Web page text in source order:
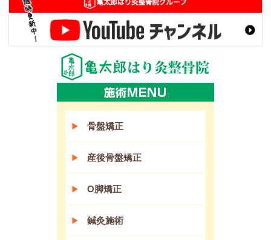
骨盤矯正
産後骨盤矯正
O脚矯正
鍼灸施術